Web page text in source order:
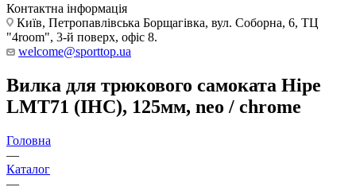
Контактна інформація
Київ, Петропавлівська Борщагівка, вул. Соборна, 6, ТЦ
"4room", 3-й поверх, офіс 8.
welcome@sporttop.ua
Вилка для трюкового самоката Hipe
LMT71 (IHC), 125мм, neo / chrome
Головна
—
Каталог
—